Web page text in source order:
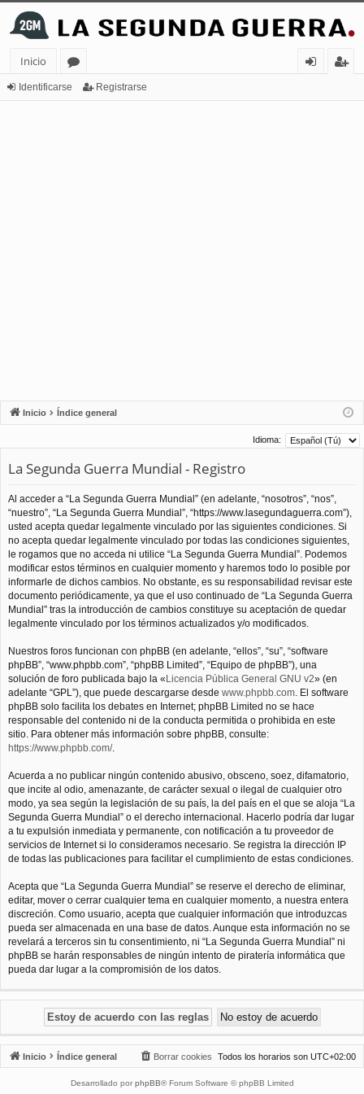
Inicio
or
Identificarse Registrarse
Inicio Índice general
Idioma:
La Segunda Guerra Mundial - Registro
Al acceder a “La Segunda Guerra Mundial” (en adelante, “nosotros”, “nos”,
“nuestro”, “La Segunda Guerra Mundial”, “https://www.lasegundaguerra.com”),
usted acepta quedar legalmente vinculado por las siguientes condiciones. Si
no acepta quedar legalmente vinculado por todas las condiciones siguientes,
le rogamos que no acceda ni utilice “La Segunda Guerra Mundial”. Podemos
modificar estos términos en cualquier momento y haremos todo lo posible por
informarle de dichos cambios. No obstante, es su responsabilidad revisar este
documento periódicamente, ya que el uso continuado de “La Segunda Guerra
Mundial” tras la introducción de cambios constituye su aceptación de quedar
legalmente vinculado por los términos actualizados y/o modificados.
Nuestros foros funcionan con phpBB (en adelante, “ellos”, “su”, “software
phpBB”, “www.phpbb.com”, “phpBB Limited”, “Equipo de phpBB”), una
solución de foro publicada bajo la «Licencia Pública General GNU v2» (en
adelante “GPL”), que puede descargarse desde www.phpbb.com. El software
phpBB solo facilita los debates en Internet; phpBB Limited no se hace
responsable del contenido ni de la conducta permitida o prohibida en este
sitio. Para obtener más información sobre phpBB, consulte:
https://www.phpbb.com/.
Acuerda a no publicar ningún contenido abusivo, obsceno, soez, difamatorio,
que incite al odio, amenazante, de carácter sexual o ilegal de cualquier otro
modo, ya sea según la legislación de su país, la del país en el que se aloja “La
Segunda Guerra Mundial” o el derecho internacional. Hacerlo podría dar lugar
a tu expulsión inmediata y permanente, con notificación a tu proveedor de
servicios de Internet si lo consideramos necesario. Se registra la dirección IP
de todas las publicaciones para facilitar el cumplimiento de estas condiciones.
Acepta que “La Segunda Guerra Mundial” se reserve el derecho de eliminar,
editar, mover o cerrar cualquier tema en cualquier momento, a nuestra entera
discreción. Como usuario, acepta que cualquier información que introduzcas
pueda ser almacenada en una base de datos. Aunque esta información no se
revelará a terceros sin tu consentimiento, ni “La Segunda Guerra Mundial” ni
phpBB se harán responsables de ningún intento de piratería informática que
pueda dar lugar a la compromisión de los datos.
Inicio Índice general Todos los horarios son UTC+02:00
Borrar cookies
Desarrollado por phpBB® Forum Software © phpBB Limited